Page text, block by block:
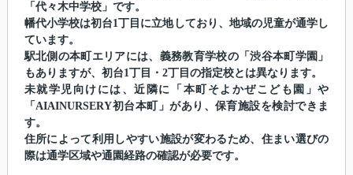
「代々木中学校」です。
幡代小学校は初台1丁目に立地しており、地域の児童が通学し
ています。
駅北側の本町エリアには、義務教育学校の「渋谷本町学園」
もありますが、初台1丁目・2丁目の指定校とは異なります。
未就学児向けには、近隣に「本町そよかぜこども園」や
「AIAINURSERY初台本町」があり、保育施設を検討できま
す。
住所によって利用しやすい施設が変わるため、住まい選びの
際は通学区域や通園経路の確認が必要です。